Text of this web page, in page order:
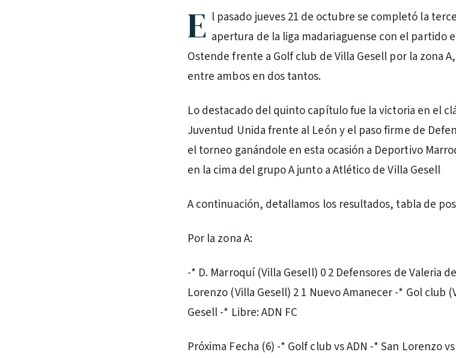
E l pasado jueves 21 de octubre se completó la
apertura de la liga madariaguense con el partido
Ostende frente a Golf club de Villa Gesell por la zona
entre ambos en dos tantos.
Lo destacado del quinto capítulo fue la victoria en el
Juventud Unida frente al León y el paso firme de
el torneo ganándole en esta ocasión a Deportivo
en la cima del grupo A junto a Atlético de Villa Gesell
A continuación, detallamos los resultados, tabla de
Por la zona A:
-* D. Marroquí (Villa Gesell) 0 2 Defensores de Valeria
Lorenzo (Villa Gesell) 2 1 Nuevo Amanecer -* Gol club
Gesell -* Libre: ADN FC
Próxima Fecha (6) -* Golf club vs ADN -* San Lorenzo